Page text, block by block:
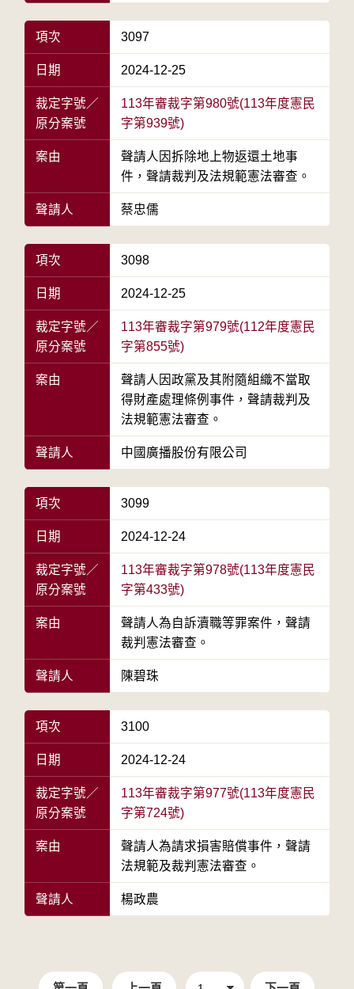
項次 3097
日期 2024-12-25
裁定字號／
原分案號
113年審裁字第980號(113年度憲民
字第939號)
案由
聲請人因拆除地上物返還土地事
件，聲請裁判及法規範憲法審查。
聲請人 蔡忠儒
項次 3098
日期 2024-12-25
裁定字號／
原分案號
113年審裁字第979號(112年度憲民
字第855號)
案由
聲請人因政黨及其附隨組織不當取
得財產處理條例事件，聲請裁判及
法規範憲法審查。
聲請人 中國廣播股份有限公司
項次 3099
日期 2024-12-24
裁定字號／
原分案號
113年審裁字第978號(113年度憲民
字第433號)
案由
聲請人為自訴瀆職等罪案件，聲請
裁判憲法審查。
聲請人 陳碧珠
項次 3100
日期 2024-12-24
裁定字號／
原分案號
113年審裁字第977號(113年度憲民
字第724號)
案由
聲請人為請求損害賠償事件，聲請
法規範及裁判憲法審查。
聲請人 楊政農